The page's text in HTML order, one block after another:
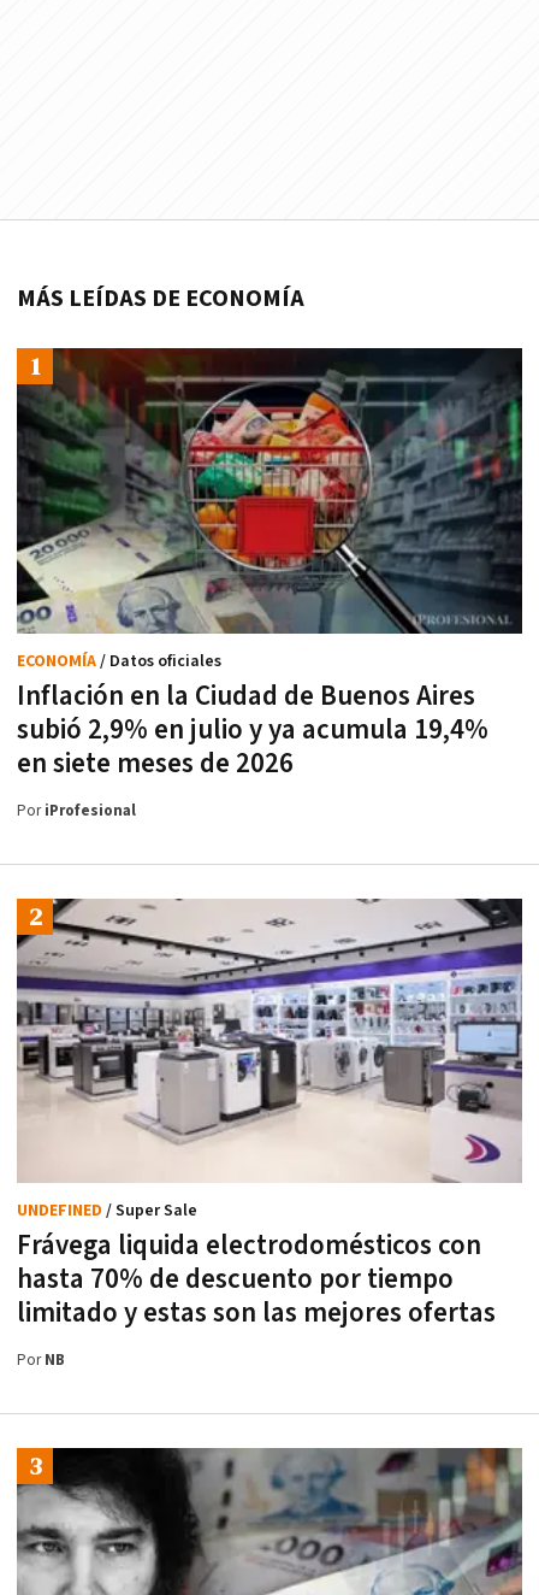
MÁS LEÍDAS DE ECONOMÍA
Inflación en la Ciudad de Buenos Aires
subió 2,9% en julio y ya acumula 19,4%
en siete meses de 2026
ECONOMÍA/ Datos oficiales
PoriProfesional
Frávega liquida electrodomésticos con
hasta 70% de descuento por tiempo
limitado y estas son las mejores ofertas
UNDEFINED / Super Sale
PorNB